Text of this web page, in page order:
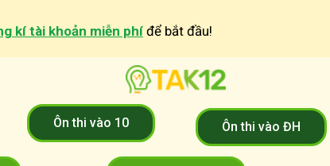
kí tài khoản miễn phíđể bắt đầu!
Ôn thi vào 10 Ôn thi vào ĐH